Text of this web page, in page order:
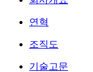
연혁
조직도
기술고문